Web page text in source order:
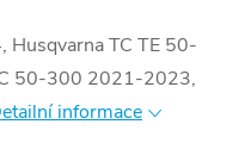
TC TE 50-
50-300 2021-2023,
informace